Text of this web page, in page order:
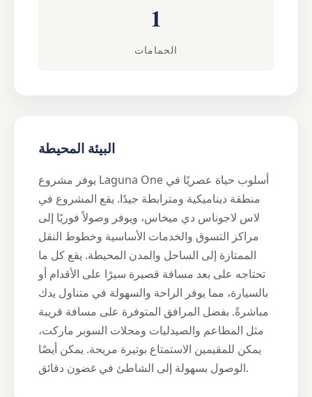
1
الحمامات
البيئة المحيطة
يوفر مشروع Laguna One أسلوب حياة عصريًا في
منطقة ديناميكية ومترابطة جيدًا. يقع المشروع في
لاس لاجوناس دي ميخاس، ويوفر وصولاً فوريًا إلى
مراكز التسوق والخدمات الأساسية وخطوط النقل
الممتازة إلى الساحل والمدن المحيطة. يقع كل ما
تحتاجه على بعد مسافة قصيرة سيرًا على الأقدام أو
بالسيارة، مما يوفر الراحة والسهولة في متناول يدك
مباشرةً. بفضل المرافق المتوفرة على مسافة قريبة
مثل المطاعم والصيدليات ومحلات السوبر ماركت،
يمكن للمقيمين الاستمتاع بوتيرة مريحة. يمكن أيضًا
الوصول بسهولة إلى الشاطئ في غضون دقائق.